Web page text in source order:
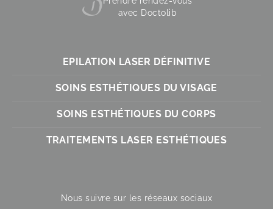
avec Doctolib
EPILATION LASER DÉFINITIVE
SOINS ESTHÉTIQUES DU VISAGE
SOINS ESTHÉTIQUES DU CORPS
TRAITEMENTS LASER ESTHÉTIQUES
Nous suivre sur les réseaux sociaux